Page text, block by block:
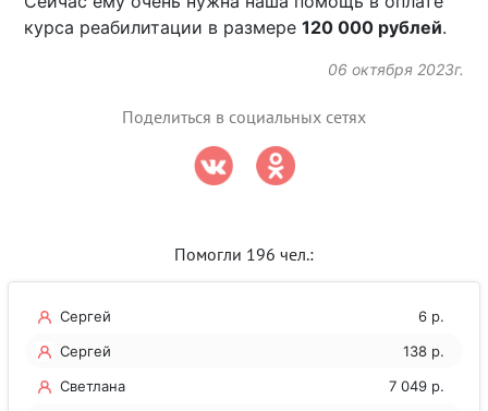
курса реабилитации в размере120 000 рублей.
06 октября 2023г.
Поделиться в социальных сетях
Помогли 196 чел.:
Сергей
6 р.
Сергей
138 р.
Светлана
7 049 р.